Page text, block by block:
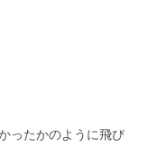
ったかのように飛び